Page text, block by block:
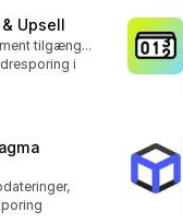
Upsell
Gratis abonnement tilgængeligt
i